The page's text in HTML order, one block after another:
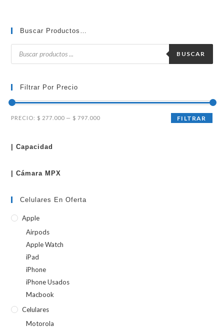
Buscar Productos…
Búsqueda
productos
BUSCAR
Filtrar Por Precio
Precio
Precio
FILTRAR
PRECIO: $ 277.000 — $ 797.000
| Capacidad
| Cámara MPX
Celulares En Oferta
Apple
Airpods
Apple Watch
iPad
iPhone
iPhone Usados
Macbook
Celulares
Motorola